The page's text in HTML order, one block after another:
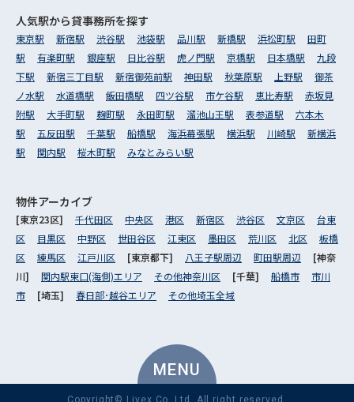
MENU
人気駅から貸事務所を探す
東京駅 新宿駅 渋谷駅 池袋駅 品川駅 新橋駅 浜松町駅
田町
駅
有楽町駅 銀座駅 日比谷駅 虎ノ門駅 京橋駅 日本橋駅
九段
下駅
新宿三丁目駅 新宿御苑前駅 神田駅 秋葉原駅 上野駅
御茶
ノ水駅
水道橋駅 飯田橋駅 四ツ谷駅 市ケ谷駅 恵比寿駅
赤坂見
附駅
大手町駅 麹町駅 永田町駅 溜池山王駅 表参道駅
六本木
駅
五反田駅 千葉駅 船橋駅 海浜幕張駅 横浜駅 川崎駅
新横浜
駅
関内駅 桜木町駅 みなとみらい駅
物件アーカイブ
[東京23区] 千代田区 中央区 港区 新宿区 渋谷区 文京区
台東
区
目黒区 中野区 世田谷区 江東区 墨田区 荒川区 北区
板橋
区
練馬区 江戸川区 [東京都下] 八王子駅周辺 町田駅周辺
[神奈
川] 関内駅東口(海側)エリア その他神奈川区 [千葉] 船橋市
市川
市
[埼玉] 春日部･越谷エリア その他埼玉全域
Copyright© Livex Co.,Ltd. All right reserved.